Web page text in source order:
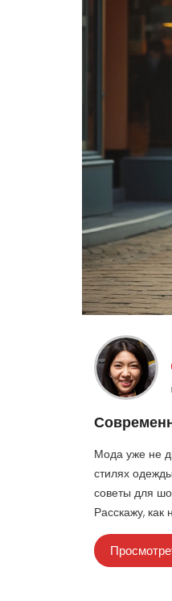
Мода уже не
стилях
советы для
Расскажу, как